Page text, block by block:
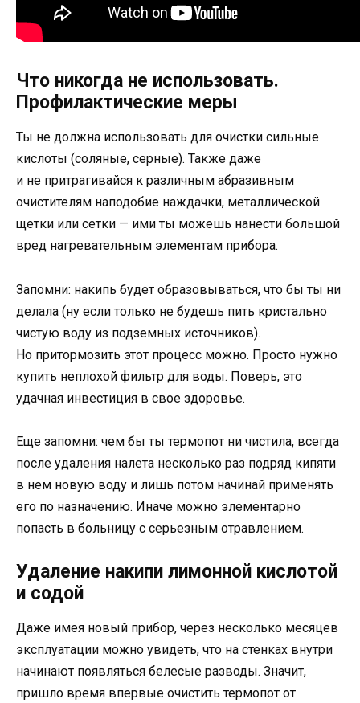
Что никогда не использовать.
Профилактические меры
Ты не должна использовать для очистки сильные
кислоты (соляные, серные). Также даже
и не притрагивайся к различным абразивным
очистителям наподобие наждачки, металлической
щетки или сетки — ими ты можешь нанести большой
вред нагревательным элементам прибора.
Запомни: накипь будет образовываться, что бы ты ни
делала (ну если только не будешь пить кристально
чистую воду из подземных источников).
Но притормозить этот процесс можно. Просто нужно
купить неплохой фильтр для воды. Поверь, это
удачная инвестиция в свое здоровье.
Еще запомни: чем бы ты термопот ни чистила, всегда
после удаления налета несколько раз подряд кипяти
в нем новую воду и лишь потом начинай применять
его по назначению. Иначе можно элементарно
попасть в больницу с серьезным отравлением.
Удаление накипи лимонной кислотой
и содой
Даже имея новый прибор, через несколько месяцев
эксплуатации можно увидеть, что на стенках внутри
начинают появляться белесые разводы. Значит,
пришло время впервые очистить термопот от